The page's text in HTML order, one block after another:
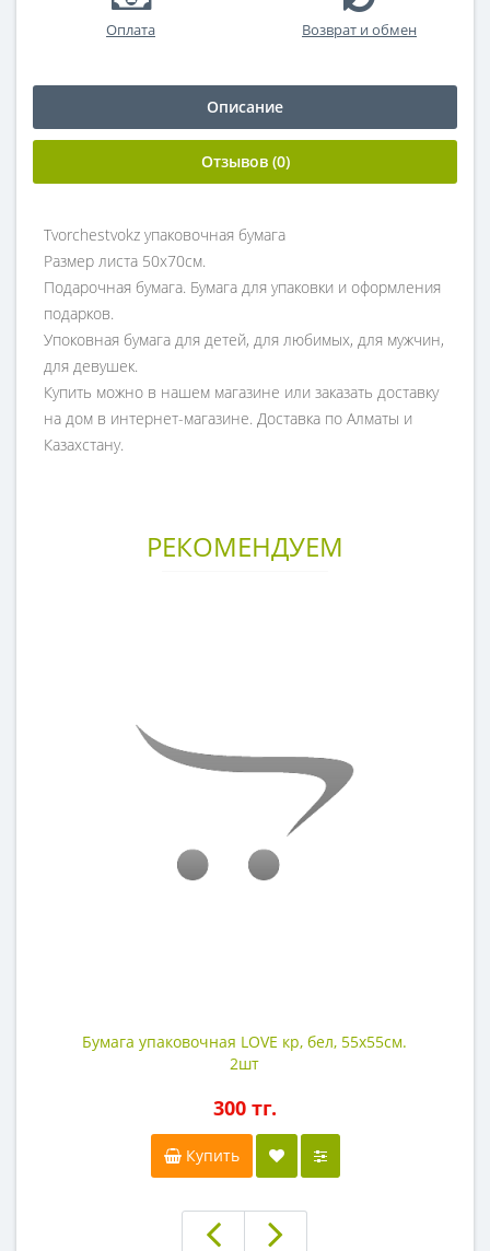
Оплата Возврат и обмен
Описание
Отзывов (0)
Tvorchestvokz упаковочная бумага
Размер листа 50х70см.
Подарочная бумага. Бумага для упаковки и оформления
подарков.
Упоковная бумага для детей, для любимых, для мужчин,
для девушек.
Купить можно в нашем магазине или заказать доставку
на дом в интернет-магазине. Доставка по Алматы и
Казахстану.
РЕКОМЕНДУЕМ
Бумага упаковочная LOVE кр, бел, 55х55см.
2шт
300 тг.
Купить